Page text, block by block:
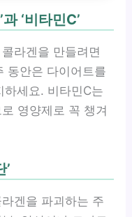
‘비타민C’
라겐을 만들려면
동안은 다이어트를
하세요. 비타민C는
영양제로 꼭 챙겨
겐을 파괴하는 주